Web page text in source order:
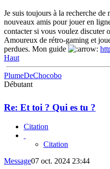
Je suis toujours à la recherche de
nouveaux amis pour jouer en
contacter si vous voulez discuter
Amoureux de rétro-gaming et
perdues. Mon guide
Haut
PlumeDeChocobo
Débutant
Re: Et toi ? Qui es tu ?
Citation
Citation
Message07 oct. 2024 23:44